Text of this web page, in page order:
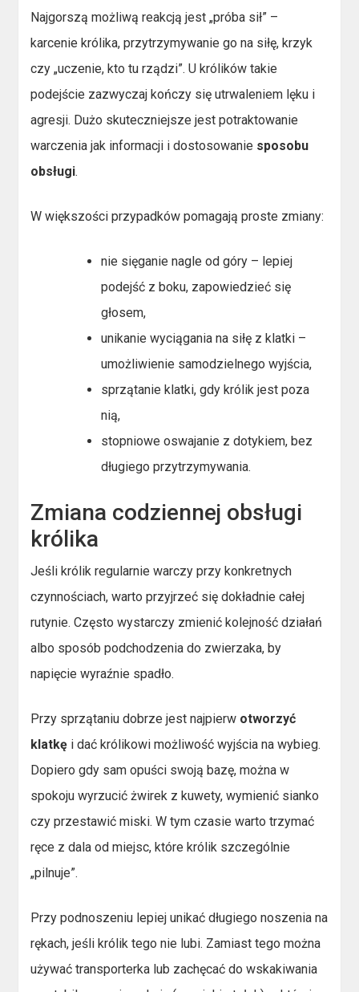
Najgorszą możliwą reakcją jest „próba sił” –
karcenie królika, przytrzymywanie go na siłę, krzyk
czy „uczenie, kto tu rządzi”. U królików takie
podejście zazwyczaj kończy się utrwaleniem lęku i
agresji. Dużo skuteczniejsze jest potraktowanie
warczenia jak informacji i dostosowanie sposobu
obsługi.
W większości przypadków pomagają proste zmiany:
nie sięganie nagle od góry – lepiej
podejść z boku, zapowiedzieć się
głosem,
unikanie wyciągania na siłę z klatki –
umożliwienie samodzielnego wyjścia,
sprzątanie klatki, gdy królik jest poza
nią,
stopniowe oswajanie z dotykiem, bez
długiego przytrzymywania.
Zmiana codziennej obsługi
królika
Jeśli królik regularnie warczy przy konkretnych
czynnościach, warto przyjrzeć się dokładnie całej
rutynie. Często wystarczy zmienić kolejność działań
albo sposób podchodzenia do zwierzaka, by
napięcie wyraźnie spadło.
Przy sprzątaniu dobrze jest najpierw otworzyć
klatkę i dać królikowi możliwość wyjścia na wybieg.
Dopiero gdy sam opuści swoją bazę, można w
spokoju wyrzucić żwirek z kuwety, wymienić sianko
czy przestawić miski. W tym czasie warto trzymać
ręce z dala od miejsc, które królik szczególnie
„pilnuje”.
Przy podnoszeniu lepiej unikać długiego noszenia na
rękach, jeśli królik tego nie lubi. Zamiast tego można
używać transporterka lub zachęcać do wskakiwania